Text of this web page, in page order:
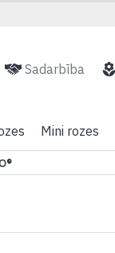
Sadarbība
Mini rozes